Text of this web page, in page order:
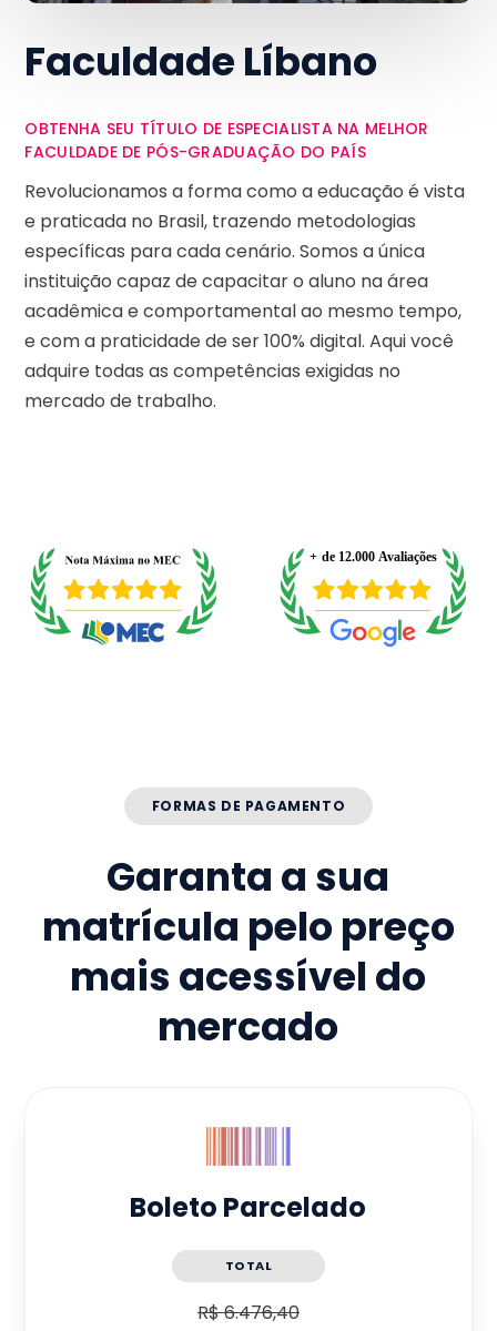
Faculdade Líbano
OBTENHA SEU TÍTULO DE ESPECIALISTA NA MELHOR
FACULDADE DE PÓS-GRADUAÇÃO DO PAÍS
Revolucionamos a forma como a educação é vista
e praticada no Brasil, trazendo metodologias
específicas para cada cenário. Somos a única
instituição capaz de capacitar o aluno na área
acadêmica e comportamental ao mesmo tempo,
e com a praticidade de ser 100% digital. Aqui você
adquire todas as competências exigidas no
mercado de trabalho.
FORMAS DE PAGAMENTO
Garanta a sua
matrícula pelo preço
mais acessível do
mercado
Boleto Parcelado
TOTAL
R$ 6.476,40